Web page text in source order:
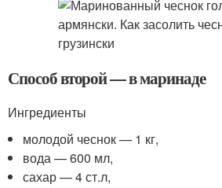
Способ второй — в маринаде
Ингредиенты
молодой чеснок — 1 кг,
вода — 600 мл,
сахар — 4 ст.л,